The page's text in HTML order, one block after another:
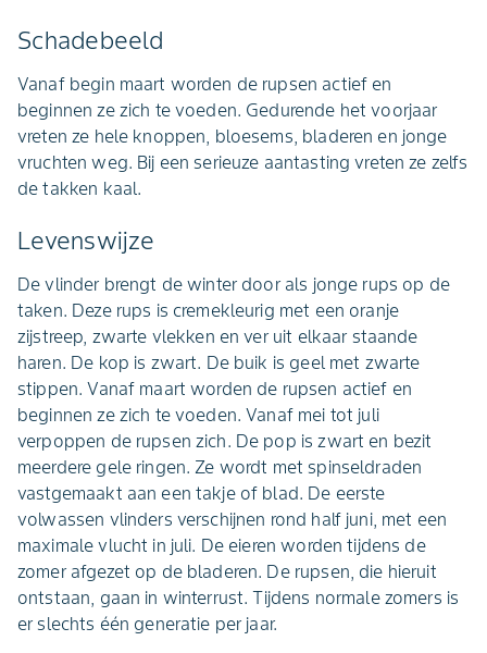
Schadebeeld
Vanaf begin maart worden de rupsen actief en
beginnen ze zich te voeden. Gedurende het voorjaar
vreten ze hele knoppen, bloesems, bladeren en jonge
vruchten weg. Bij een serieuze aantasting vreten ze zelfs
de takken kaal.
Levenswijze
De vlinder brengt de winter door als jonge rups op de
taken. Deze rups is cremekleurig met een oranje
zijstreep, zwarte vlekken en ver uit elkaar staande
haren. De kop is zwart. De buik is geel met zwarte
stippen. Vanaf maart worden de rupsen actief en
beginnen ze zich te voeden. Vanaf mei tot juli
verpoppen de rupsen zich. De pop is zwart en bezit
meerdere gele ringen. Ze wordt met spinseldraden
vastgemaakt aan een takje of blad. De eerste
volwassen vlinders verschijnen rond half juni, met een
maximale vlucht in juli. De eieren worden tijdens de
zomer afgezet op de bladeren. De rupsen, die hieruit
ontstaan, gaan in winterrust. Tijdens normale zomers is
er slechts één generatie per jaar.